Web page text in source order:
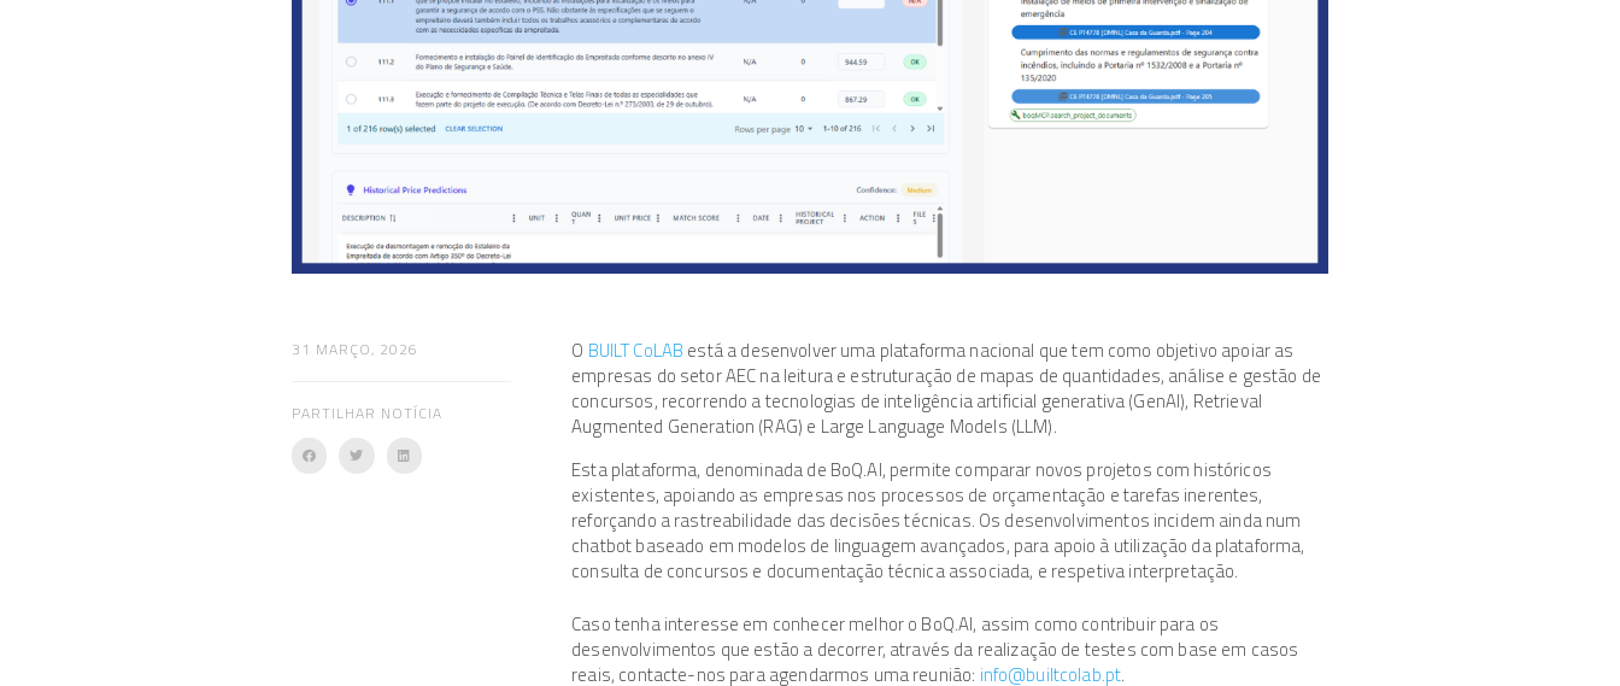
31 MARÇO, 2026
PARTILHAR NOTÍCIA
O BUILT CoLABestá a desenvolver uma plataforma nacional que tem como objetivo apoiar as
empresas do setor AEC na leitura e estruturação de mapas de quantidades, análise e gestão de
concursos, recorrendo a tecnologias de inteligência artificial generativa (GenAI), Retrieval
Augmented Generation (RAG) e Large Language Models (LLM).
Esta plataforma, denominada de BoQ.AI, permite comparar novos projetos com históricos
existentes, apoiando as empresas nos processos de orçamentação e tarefas inerentes,
reforçando a rastreabilidade das decisões técnicas. Os desenvolvimentos incidem ainda num
chatbot baseado em modelos de linguagem avançados, para apoio à utilização da plataforma,
consulta de concursos e documentação técnica associada, e respetiva interpretação.
Caso tenha interesse em conhecer melhor o BoQ.AI, assim como contribuir para os
desenvolvimentos que estão a decorrer, através da realização de testes com base em casos
reais, contacte-nos para agendarmos uma reunião: info@builtcolab.pt.